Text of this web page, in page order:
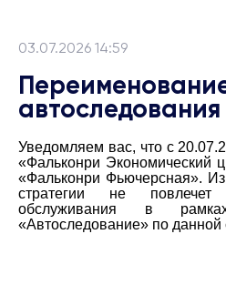
03.07.2026 14:59
автоследования
Уведомляем вас, что с
«Фальконри Экономический
«Фальконри Фьючерсная».
стратегии не повлечет
обслуживания в
«Автоследование» по данной